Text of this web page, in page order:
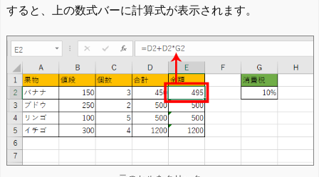
すると、上の数式バーに計算式が表示されます。